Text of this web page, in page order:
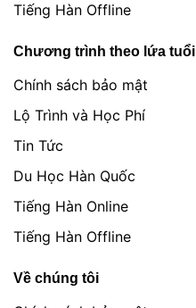
Tiếng Hàn Offline
Chương trình theo lứa tuổi
Chính sách bảo mật
Lộ Trình và Học Phí
Tin Tức
Du Học Hàn Quốc
Tiếng Hàn Online
Tiếng Hàn Offline
Về chúng tôi